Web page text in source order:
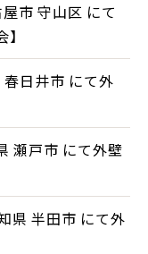
市 守山区 にて
日井市 にて外
瀬戸市 にて外壁
県 半田市 にて外